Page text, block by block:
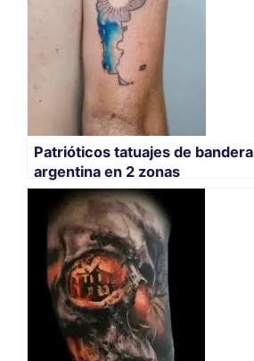
Patrióticos tatuajes de bandera
argentina en 2 zonas